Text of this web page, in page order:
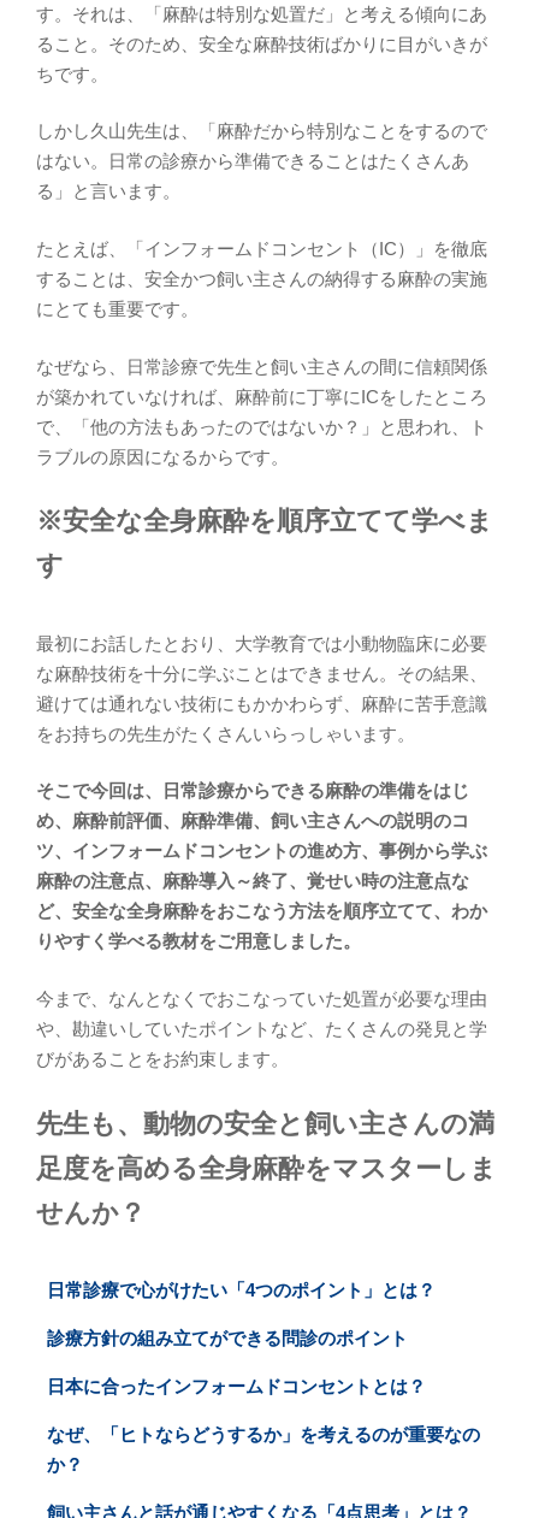
す。それは、「麻酔は特別な処置だ」と考える傾向にあ
ること。そのため、安全な麻酔技術ばかりに目がいきが
ちです。
しかし久山先生は、「麻酔だから特別なことをするので
はない。日常の診療から準備できることはたくさんあ
る」と言います。
たとえば、「インフォームドコンセント（IC）」を徹底
することは、安全かつ飼い主さんの納得する麻酔の実施
にとても重要です。
なぜなら、日常診療で先生と飼い主さんの間に信頼関係
が築かれていなければ、麻酔前に丁寧にICをしたところ
で、「他の方法もあったのではないか？」と思われ、ト
ラブルの原因になるからです。
※安全な全身麻酔を順序立てて学べま
す
最初にお話したとおり、大学教育では小動物臨床に必要
な麻酔技術を十分に学ぶことはできません。その結果、
避けては通れない技術にもかかわらず、麻酔に苦手意識
をお持ちの先生がたくさんいらっしゃいます。
そこで今回は、日常診療からできる麻酔の準備をはじ
め、麻酔前評価、麻酔準備、飼い主さんへの説明のコ
ツ、インフォームドコンセントの進め方、事例から学ぶ
麻酔の注意点、麻酔導入～終了、覚せい時の注意点な
ど、安全な全身麻酔をおこなう方法を順序立てて、わか
りやすく学べる教材をご用意しました。
今まで、なんとなくでおこなっていた処置が必要な理由
や、勘違いしていたポイントなど、たくさんの発見と学
びがあることをお約束します。
先生も、動物の安全と飼い主さんの満
足度を高める全身麻酔をマスターしま
せんか？
日常診療で心がけたい「4つのポイント」とは？
診療方針の組み立てができる問診のポイント
日本に合ったインフォームドコンセントとは？
なぜ、「ヒトならどうするか」を考えるのが重要なの
か？
飼い主さんと話が通じやすくなる「4点思考」とは？